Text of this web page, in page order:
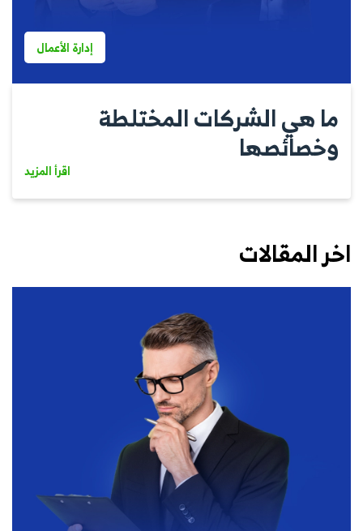
إدارة الأعمال
ما هي الشركات المختلطة
وخصائصها
اقرأ المزيد
اخر المقالات